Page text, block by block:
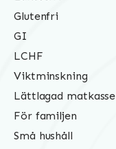
Glutenfri
GI
LCHF
Viktminskning
Lättlagad matkasse
För familjen
Små hushåll